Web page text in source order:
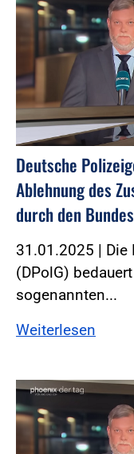
Deutsche
Ablehnung des
durch den
31.01.2025 | Die
(DPolG)
sogenannten...
Weiterlesen